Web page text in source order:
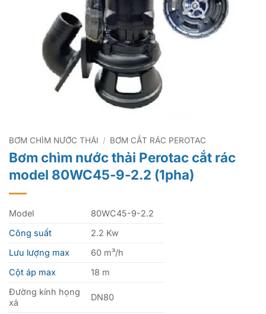
BƠM CHÌM NƯỚC THẢI / BƠM CẮT RÁC PEROTAC
Bơm chìm nước thải Perotac cắt rác
model 80WC45-9-2.2 (1pha)
Model
80WC45-9-2.2
Công suất
2.2 Kw
Lưu lượng max
60 m³/h
Cột áp max
18 m
Đường kính họng
xả
DN80